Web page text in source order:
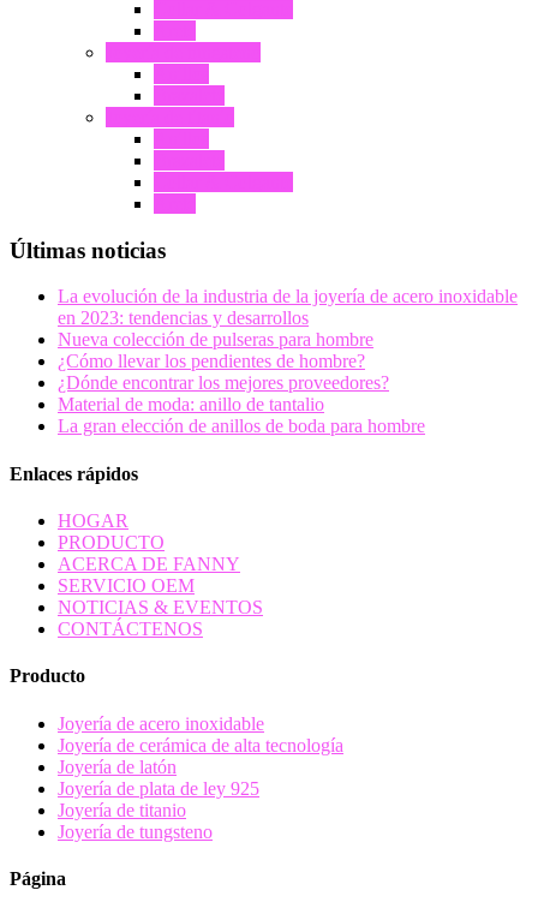
Últimas noticias
La evolución de la industria de la joyería de acero inoxidable
en 2023: tendencias y desarrollos
Nueva colección de pulseras para hombre
¿Cómo llevar los pendientes de hombre?
¿Dónde encontrar los mejores proveedores?
Material de moda: anillo de tantalio
La gran elección de anillos de boda para hombre
Enlaces rápidos
HOGAR
PRODUCTO
ACERCA DE FANNY
SERVICIO OEM
NOTICIAS & EVENTOS
CONTÁCTENOS
Producto
Joyería de acero inoxidable
Joyería de cerámica de alta tecnología
Joyería de latón
Joyería de plata de ley 925
Joyería de titanio
Joyería de tungsteno
Página